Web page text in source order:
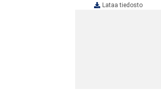
Lataa tiedosto